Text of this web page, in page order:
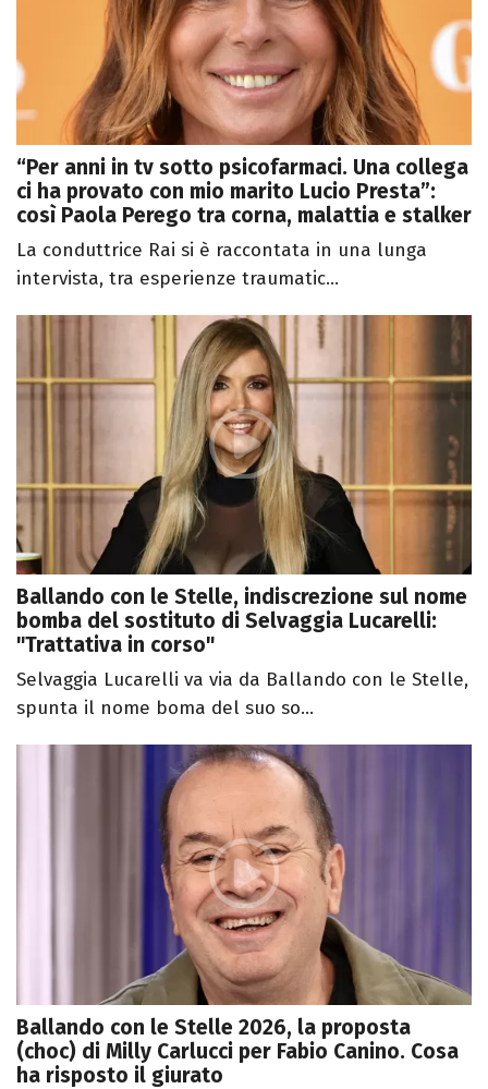
“Per anni in tv sotto psicofarmaci. Una collega
ci ha provato con mio marito Lucio Presta”:
così Paola Perego tra corna, malattia e stalker
La conduttrice Rai si è raccontata in una lunga
intervista, tra esperienze traumatic...
Ballando con le Stelle, indiscrezione sul nome
bomba del sostituto di Selvaggia Lucarelli:
"Trattativa in corso"
Selvaggia Lucarelli va via da Ballando con le Stelle,
spunta il nome boma del suo so...
Ballando con le Stelle 2026, la proposta
(choc) di Milly Carlucci per Fabio Canino. Cosa
ha risposto il giurato